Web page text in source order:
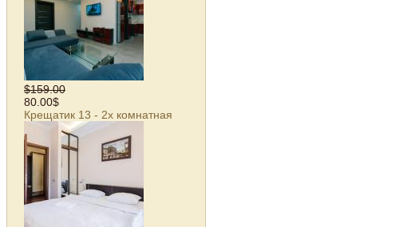
$159.00
80.00$
Крещатик 13 - 2х комнатная